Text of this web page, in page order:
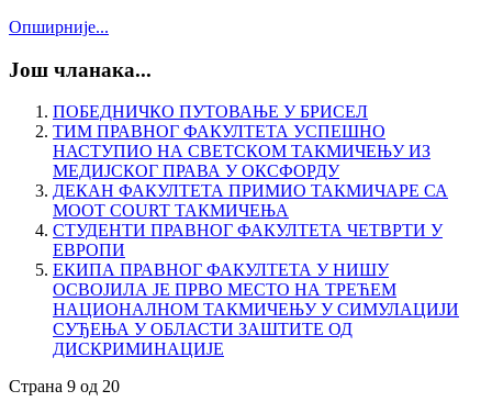
Опширније...
Још чланака...
ПОБЕДНИЧКО ПУТОВАЊЕ У БРИСЕЛ
ТИМ ПРАВНОГ ФАКУЛТЕТА УСПЕШНО
НАСТУПИО НА СВЕТСКОМ ТАКМИЧЕЊУ ИЗ
МЕДИЈСКОГ ПРАВА У ОКСФОРДУ
ДЕКАН ФАКУЛТЕТА ПРИМИО ТАКМИЧАРЕ СА
MOOT COURT ТАКМИЧЕЊА
СТУДЕНТИ ПРАВНОГ ФАКУЛТЕТА ЧЕТВРТИ У
ЕВРОПИ
ЕКИПА ПРАВНОГ ФАКУЛТЕТА У НИШУ
ОСВОЈИЛА ЈЕ ПРВО МЕСТО НА ТРЕЋЕМ
НАЦИОНАЛНОМ ТАКМИЧЕЊУ У СИМУЛАЦИЈИ
СУЂЕЊА У ОБЛАСТИ ЗАШТИТЕ ОД
ДИСКРИМИНАЦИЈЕ
Страна 9 од 20